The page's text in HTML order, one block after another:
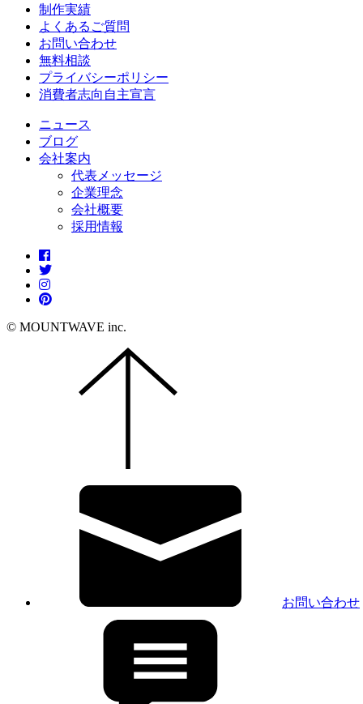
制作実績
よくあるご質問
お問い合わせ
無料相談
プライバシーポリシー
消費者志向自主宣言
ニュース
ブログ
会社案内
代表メッセージ
企業理念
会社概要
採用情報
© MOUNTWAVE inc.
お問い合わせ